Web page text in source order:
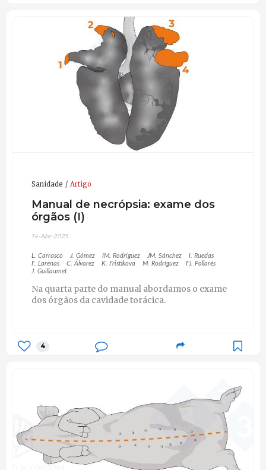
Sanidade Artigo
Manual de necrópsia: exame dos
órgãos (I)
14-Abr-2025
L. Carrasco J. Gómez IM. Rodríguez JM. Sánchez
I. Ruedas
F. Larenas
C. Álvarez K. Fristikova M. Rodríguez
FJ. Pallarés
J. Guillaumet
Na quarta parte do manual abordamos o exame
dos órgãos da cavidade torácica.
4